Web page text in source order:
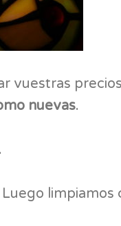
vuestras
nuevas.